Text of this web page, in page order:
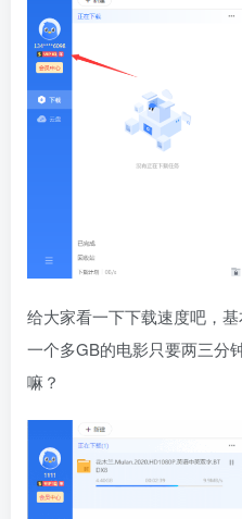
给大家看一下下载速度吧，
一个多GB的电影只要两三分
嘛？